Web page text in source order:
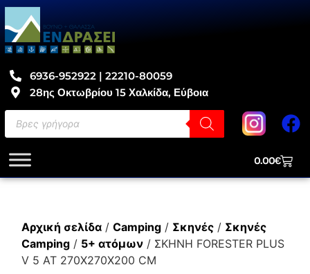
6936-952922 | 22210-80059
28ης Οκτωβρίου 15 Χαλκίδα, Εύβοια
0.00€
Αρχική σελίδα/ Camping/ Σκηνές/ Σκηνές
Camping/ 5+ ατόμων/ ΣΚΗΝΗ FORESTER PLUS
V 5 AT 270X270X200 CM